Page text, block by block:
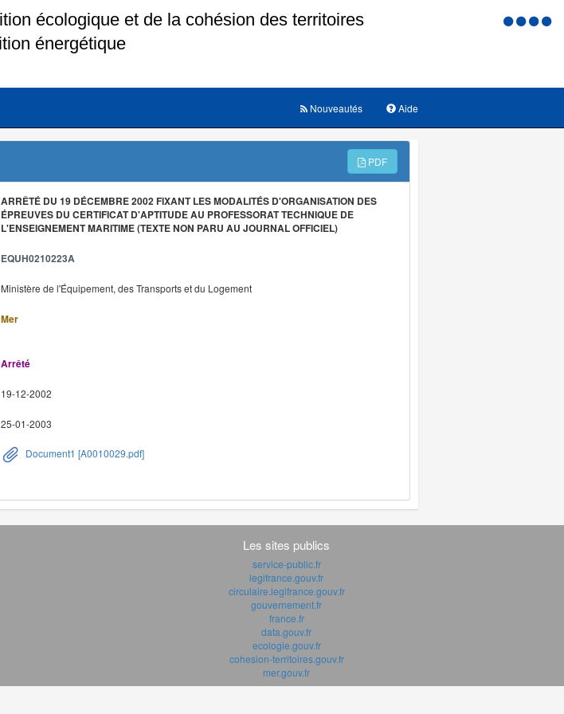
Menu
Aide
Nouveautés
PDF
ARRÊTÉ DU 19 DÉCEMBRE 2002 FIXANT LES MODALITÉS D'ORGANISATION DES
ÉPREUVES DU CERTIFICAT D'APTITUDE AU PROFESSORAT TECHNIQUE DE
L'ENSEIGNEMENT MARITIME (TEXTE NON PARU AU JOURNAL OFFICIEL)
EQUH0210223A
Ministère de l'Équipement, des Transports et du Logement
Mer
Arrêté
19-12-2002
25-01-2003
Document1 [A0010029.pdf]
Les sites publics
service-public.fr
legifrance.gouv.fr
circulaire.legifrance.gouv.fr
gouvernement.fr
france.fr
data.gouv.fr
ecologie.gouv.fr
cohesion-territoires.gouv.fr
mer.gouv.fr